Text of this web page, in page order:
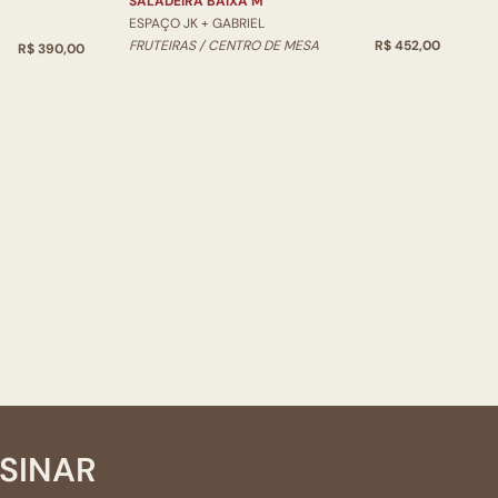
R$ 390,00
ESPAÇO JK + GABRIEL
FRUTEIRAS / CENTRO DE MESA
R$ 452,00